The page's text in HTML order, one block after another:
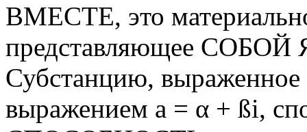
ВМЕСТЕ, это
представляющее
Субстанцию, выраженное
выражением a = α + ßi,